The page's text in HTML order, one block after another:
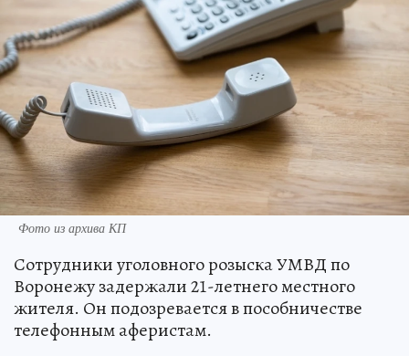
Фото из архива КП
Сотрудники уголовного розыска УМВД по
Воронежу задержали 21-летнего местного
жителя. Он подозревается в пособничестве
телефонным аферистам.